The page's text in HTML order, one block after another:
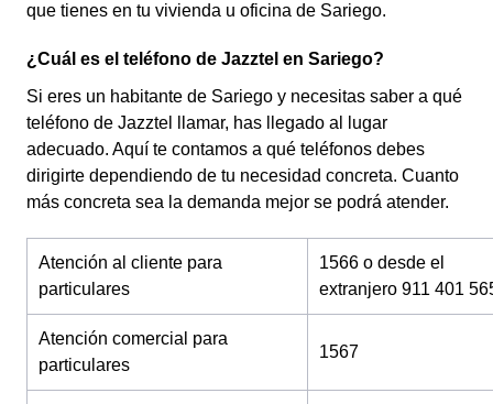
que tienes en tu vivienda u oficina de Sariego.
¿Cuál es el teléfono de Jazztel en Sariego?
Si eres un habitante de Sariego y necesitas saber a qué
teléfono de Jazztel llamar, has llegado al lugar
adecuado. Aquí te contamos a qué teléfonos debes
dirigirte dependiendo de tu necesidad concreta. Cuanto
más concreta sea la demanda mejor se podrá atender.
Atención al cliente para
particulares
1566 o desde el
extranjero 911 401
Atención comercial para
particulares
1567